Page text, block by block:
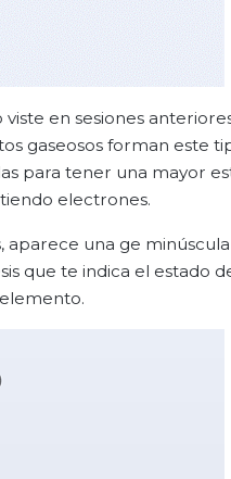
viste en sesiones
gaseosos forman este
para tener una mayor
electrones.
aparece una ge
que te indica el estado